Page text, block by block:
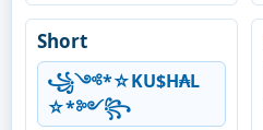
Short
꧁༺*☆KU$H₳L
☆*༻꧂